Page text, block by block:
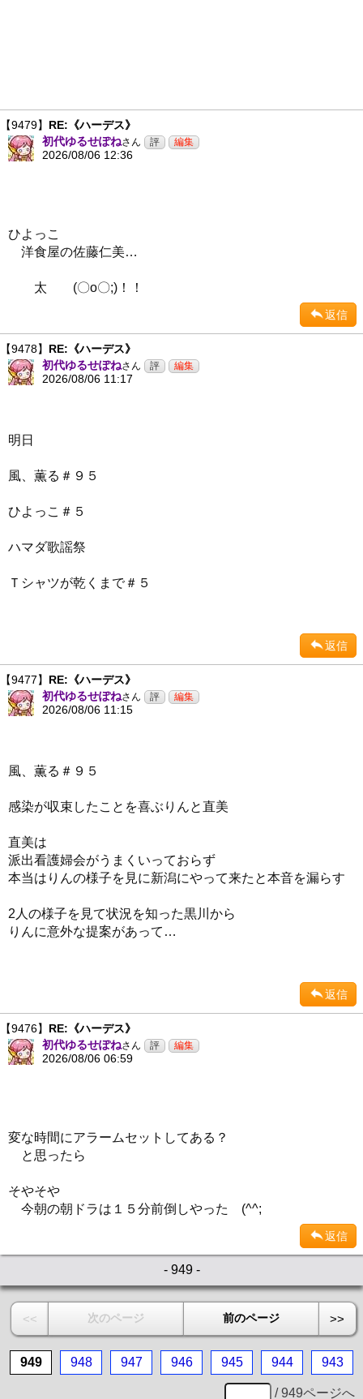
【9479】 RE:《ハーデス》
初代ゆるせぽねさん
2026/08/06 12:36
ひよっこ
洋食屋の佐藤仁美…
太 (〇o〇;)！！
返信
【9478】 RE:《ハーデス》
初代ゆるせぽねさん
2026/08/06 11:17
明日
風、薫る＃９５
ひよっこ＃５
ハマダ歌謡祭
Ｔシャツが乾くまで＃５
返信
【9477】 RE:《ハーデス》
初代ゆるせぽねさん
2026/08/06 11:15
風、薫る＃９５
感染が収束したことを喜ぶりんと直美
直美は
派出看護婦会がうまくいっておらず
本当はりんの様子を見に新潟にやって来たと本音を漏らす
2人の様子を見て状況を知った黒川から
りんに意外な提案があって…
返信
【9476】 RE:《ハーデス》
初代ゆるせぽねさん
2026/08/06 06:59
変な時間にアラームセットしてある？
と思ったら
そやそや
今朝の朝ドラは１５分前倒しやった (^^;
返信
- 949 -
<< 次のページ 前のページ >>
949 948 947 946 945 944 943
/ 949ページへ